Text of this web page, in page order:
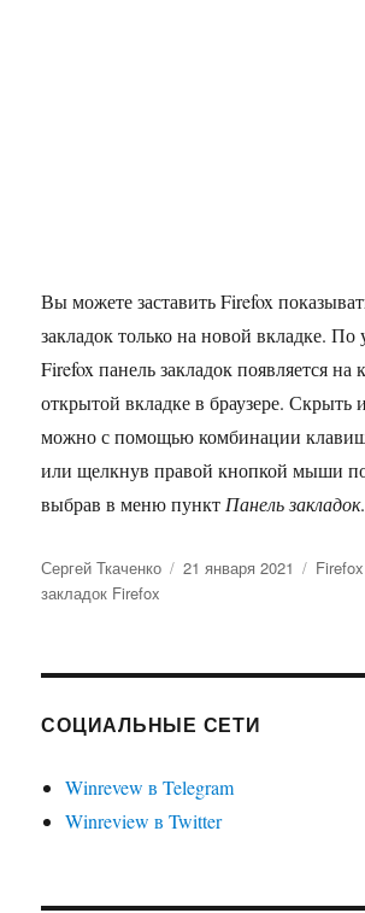
Вы можете заставить Firefox
закладок только на новой вкладке.
Firefox панель закладок появляется на
открытой вкладке в браузере. Скрыть
можно с помощью комбинации
или щелкнув правой кнопкой мыши
выбрав в меню пункт Панель закладок
Автор
Сергей Ткаченко Опубликовано
21 января 2021 Firefox
закладок Firefox
СОЦИАЛЬНЫЕ СЕТИ
Winrevew в Telegram
Winreview в Twitter